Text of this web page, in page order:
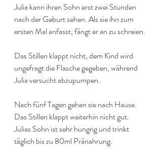
Julia kann ihren Sohn erst zwei Stunden
nach der Geburt sehen. Als sie ihn zum
ersten Mal anfasst, fängt er an zu schreien.
Das Stillen klappt nicht, dem Kind wird
ungefragt die Flasche gegeben, während
Julia versucht abzupumpen.
Nach fünf Tagen gehen sie nach Hause.
Das Stillen klappt weiterhin nicht gut.
Julias Sohn ist sehr hungrig und trinkt
täglich bis zu 80ml Pränahrung.